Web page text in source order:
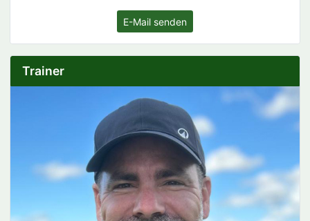
E-Mail senden
Trainer